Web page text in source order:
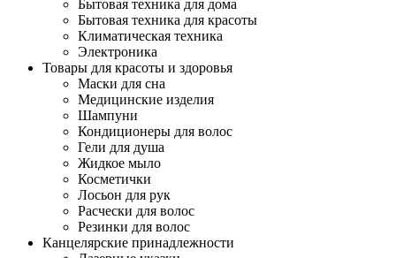
Бытовая техника для дома
Бытовая техника для красоты
Климатическая техника
Электроника
Товары для красоты и здоровья
Маски для сна
Медицинские изделия
Шампуни
Кондиционеры для волос
Гели для душа
Жидкое мыло
Косметички
Лосьон для рук
Расчески для волос
Резинки для волос
Канцелярские принадлежности